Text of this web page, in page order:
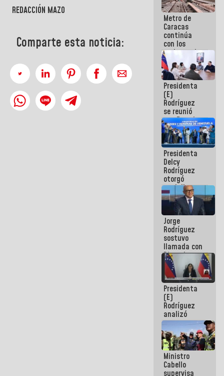
REDACCIÓN MAZO
Comparte esta noticia:
Metro de
Caracas
continúa
con los
trabajos de
mantenimiento
e inspección
en la Línea 2
Presidenta
(E)
Rodríguez
se reunió
con Estado
Mayor
Eléctrico
para
abordar
planes de
acción
Presidenta
Delcy
Rodríguez
otorgó
medalla
"Héroe de
Venezuela"
a servidores
públicos
Jorge
Rodríguez
sostuvo
llamada con
Dinorah
Figuera y
acuerdan
primer
encuentro
presencial
para el
diálogo
Presidenta
(E)
Rodríguez
analizó
junto a
gobernadores
planes de
recuperación
del Sistema
Eléctrico
Ministro
Cabello
supervisa